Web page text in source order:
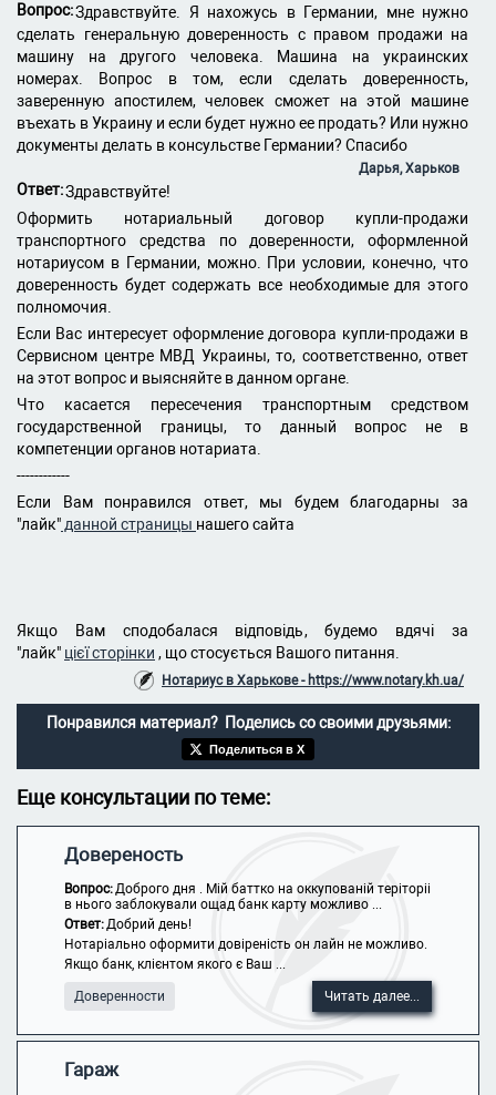
Вопрос:Здравствуйте. Я нахожусь в Германии, мне нужно
сделать генеральную доверенность с правом продажи на
машину на другого человека. Машина на украинских
номерах. Вопрос в том, если сделать доверенность,
заверенную апостилем, человек сможет на этой машине
въехать в Украину и если будет нужно ее продать? Или нужно
документы делать в консульстве Германии? Спасибо
Дарья, Харьков
Ответ:Здравствуйте!
Оформить нотариальный договор купли-продажи
транспортного средства по доверенности, оформленной
нотариусом в Германии, можно. При условии, конечно, что
доверенность будет содержать все необходимые для этого
полномочия.
Если Вас интересует оформление договора купли-продажи в
Сервисном центре МВД Украины, то, соответственно, ответ
на этот вопрос и выясняйте в данном органе.
Что касается пересечения транспортным средством
государственной границы, то данный вопрос не в
компетенции органов нотариата.
------------
Если Вам понравился ответ, мы будем благодарны за
"лайк" данной страницы нашего сайта
Якщо Вам сподобалася відповідь, будемо вдячі за
"лайк" цієї сторінки , що стосується Вашого питання.
Нотариус в Харькове - https://www.notary.kh.ua/
Понравился материал? Поделись со своими друзьями:
Поделиться в X
Еще консультации по теме:
Довереность
Вопрос:Доброго дня . Мій баттко на оккупованій теріторіі
в нього заблокували ощад банк карту можливо ...
Ответ:Добрий день!
Нотаріально оформити довіреність он лайн не можливо.
Якщо банк, клієнтом якого є Ваш ...
Доверенности Читать далее...
Гараж